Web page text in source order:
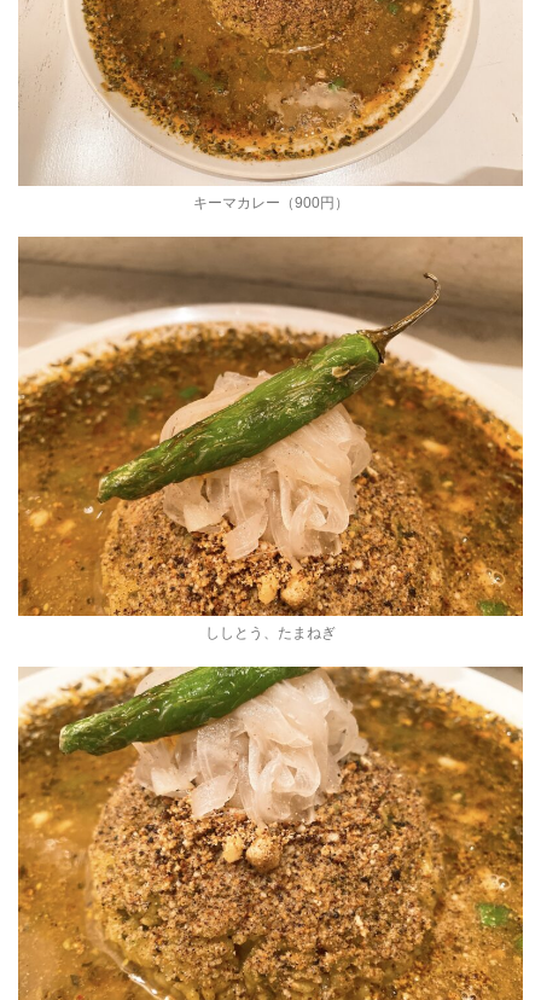
キーマカレー（900円）
ししとう、たまねぎ